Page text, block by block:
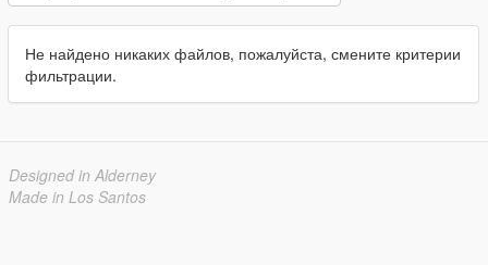
Не найдено никаких файлов, пожалуйста, смените критерии
фильтрации.
Designed in Alderney
Made in Los Santos